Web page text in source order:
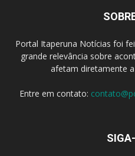
Portal Itaperuna Notícias foi
grande relevância sobre
afetam diretamente
Entre em contato: